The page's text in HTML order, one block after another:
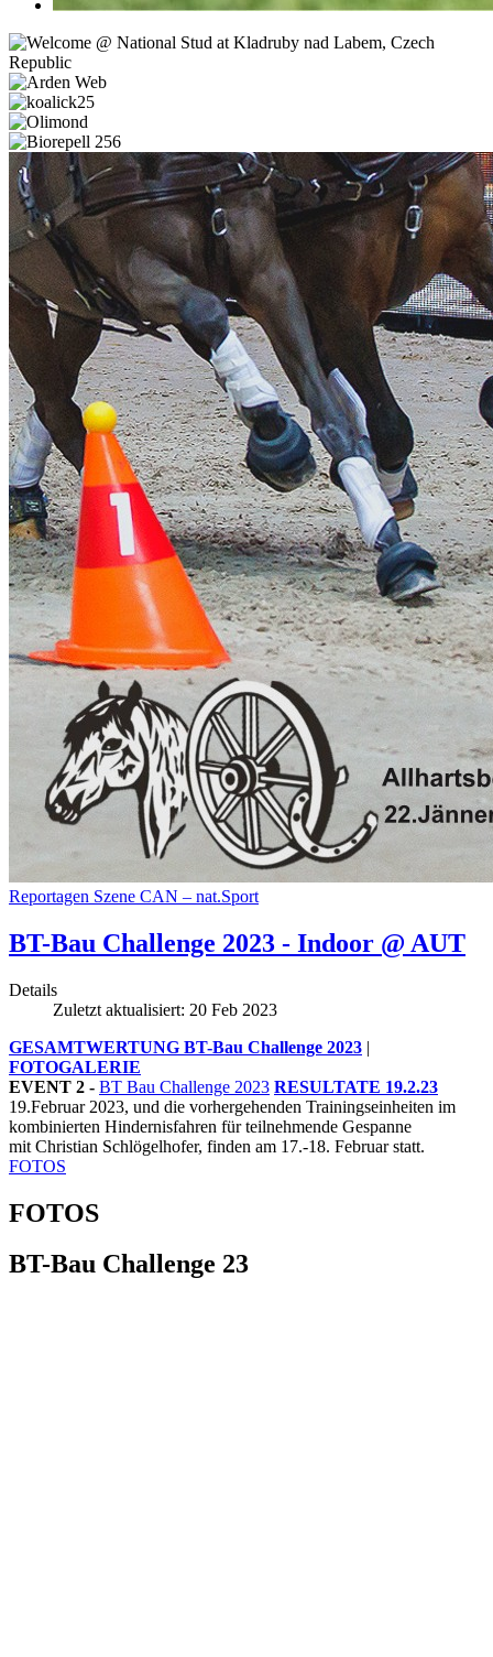
Reportagen Szene CAN – nat.Sport
BT-Bau Challenge 2023 - Indoor @ AUT
Details
Zuletzt aktualisiert: 20 Feb 2023
GESAMTWERTUNG BT-Bau Challenge 2023 |
FOTOGALERIE
EVENT 2 - BT Bau Challenge 2023 RESULTATE 19.2.23
19.Februar 2023, und die vorhergehenden Trainingseinheiten im
kombinierten Hindernisfahren für teilnehmende Gespanne
mit Christian Schlögelhofer, finden am 17.-18. Februar statt.
FOTOS
FOTOS
BT-Bau Challenge 23